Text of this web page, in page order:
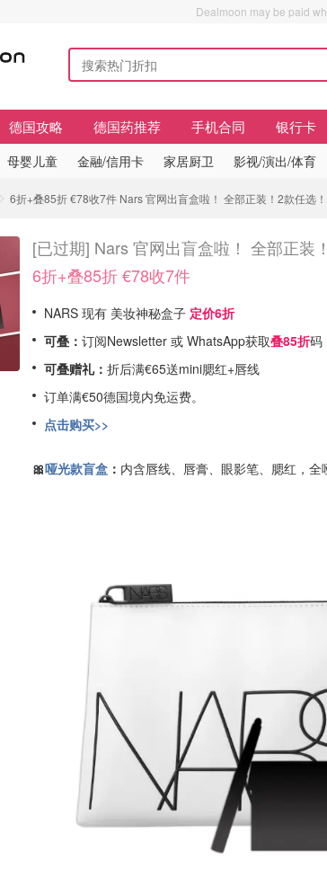
Dealmoon may be paid
德国攻略 德国药推荐 手机合同 银行卡
母婴儿童 金融/信用卡 家居厨卫 影视/演出/体育
6折+叠85折 €78收7件 Nars 官网出盲盒啦！ 全部正装！2款任选！
[已过期] Nars 官网出盲盒啦！ 全部正装
6折+叠85折 €78收7件
NARS 现有 美妆神秘盒子 定价6折
可叠： 订阅Newsletter 或 WhatsApp获取叠85折码
可叠赠礼： 折后满€65送mini腮红+唇线
订单满€50德国境内免运费。
点击购买>>
🎀哑光款盲盒 ： 内含唇线、唇膏、眼影笔、腮红，